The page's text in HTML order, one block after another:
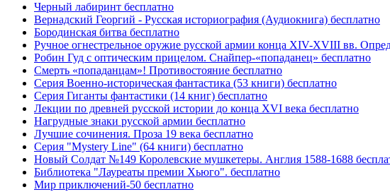
Черный лабиринт бесплатно
Вернадский Георгий - Русская историография (Аудиокнига) бесплатно
Бородинская битва бесплатно
Ручное огнестрельное оружие русской армии конца XIV-XVIII вв.
Робин Гуд с оптическим прицелом. Снайпер-«попаданец» бесплатно
Смерть «попаданцам»! Противостояние бесплатно
Серия Военно-историческая фантастика (53 книги) бесплатно
Серия Гиганты фантастики (14 книг) бесплатно
Лекции по древней русской истории до конца XVI века бесплатно
Нагрудные знаки русской армии бесплатно
Лучшие сочинения. Проза 19 века бесплатно
Серия "Mystery Line" (64 книги) бесплатно
Новый Солдат №149 Королевские мушкетеры. Англия 1588-1688
Библиотека "Лауреаты премии Хьюго". бесплатно
Мир приключений-50 бесплатно